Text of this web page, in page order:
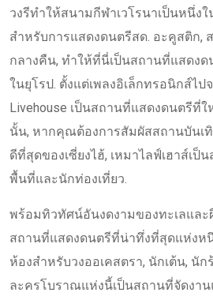
วงรีทำให้สนามกีฬาเวโรนาเป็นหนึ่ง
สำหรับการแสดงดนตรีสด. อะคูสติก,
กลางคืน, ทำให้ที่นี่เป็นสถานที่แสดง
ในยุโรป. ตั้งแต่เพลงอิเล็กทรอนิกส์ไป
Livehouse เป็นสถานที่แสดงดนตรีที่ใ
นั้น, หากคุณต้องการสัมผัสสถานบันเ
ดีที่สุดของเซี่ยงไฮ้, เหมาไลฟ์เฮาส์เ
พื้นที่และนักท่องเที่ยว.
พร้อมทิวทัศน์อันงดงามของทะเลแล
สถานที่แสดงดนตรีที่น่าทึ่งที่สุดแห่งห
ห้องสำหรับวงออเคสตรา, นักเต้น, นัก
ละครโบราณแห่งนี้เป็นสถานที่จัดงา